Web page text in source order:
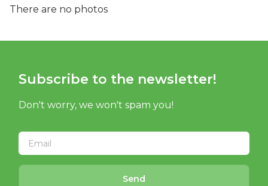
There are no photos
Subscribe to the newsletter!
Don't worry, we won't spam you!
Send